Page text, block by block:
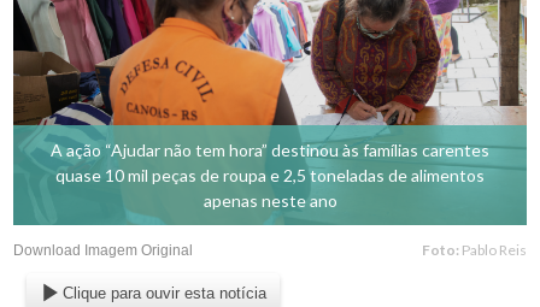
A ação “Ajudar não tem hora” destinou às famílias carentes
quase 10 mil peças de roupa e 2,5 toneladas de alimentos
apenas neste ano
Download Imagem Original Foto: Pablo Reis
Clique para ouvir esta notícia